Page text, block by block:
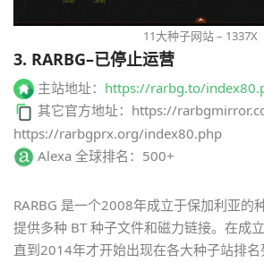
11大种子网站 – 1337X
3. RARBG–已停止运营
主站地址： https://rarbg.to/
其它官方地址：https://
https://rarbgprx.org/index80.php
Alexa 全球排名：500+
RARBG 是一个2008年成立于保加利亚的
提供多种 BT 种子文件和磁力链接。在成
直到2014年才开始出现在各大种子站排